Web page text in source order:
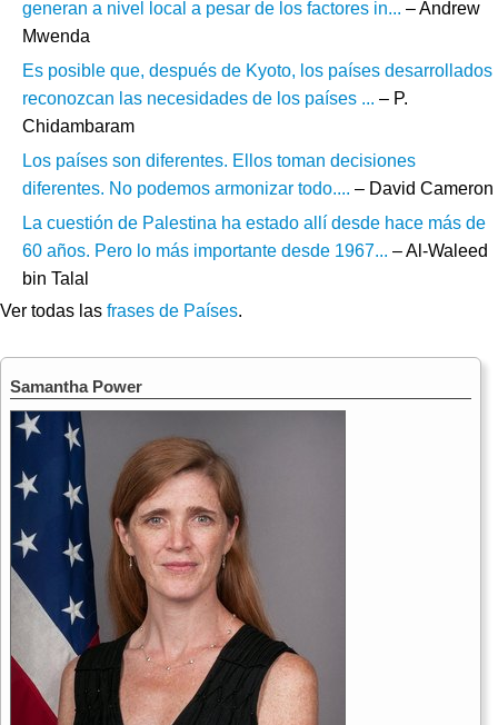
generan a nivel local a pesar de los factores in... – Andrew
Mwenda
Es posible que, después de Kyoto, los países desarrollados
reconozcan las necesidades de los países ... – P.
Chidambaram
Los países son diferentes. Ellos toman decisiones
diferentes. No podemos armonizar todo.... – David Cameron
La cuestión de Palestina ha estado allí desde hace más de
60 años. Pero lo más importante desde 1967... – Al-Waleed
bin Talal
Ver todas las frases de Países.
Samantha Power